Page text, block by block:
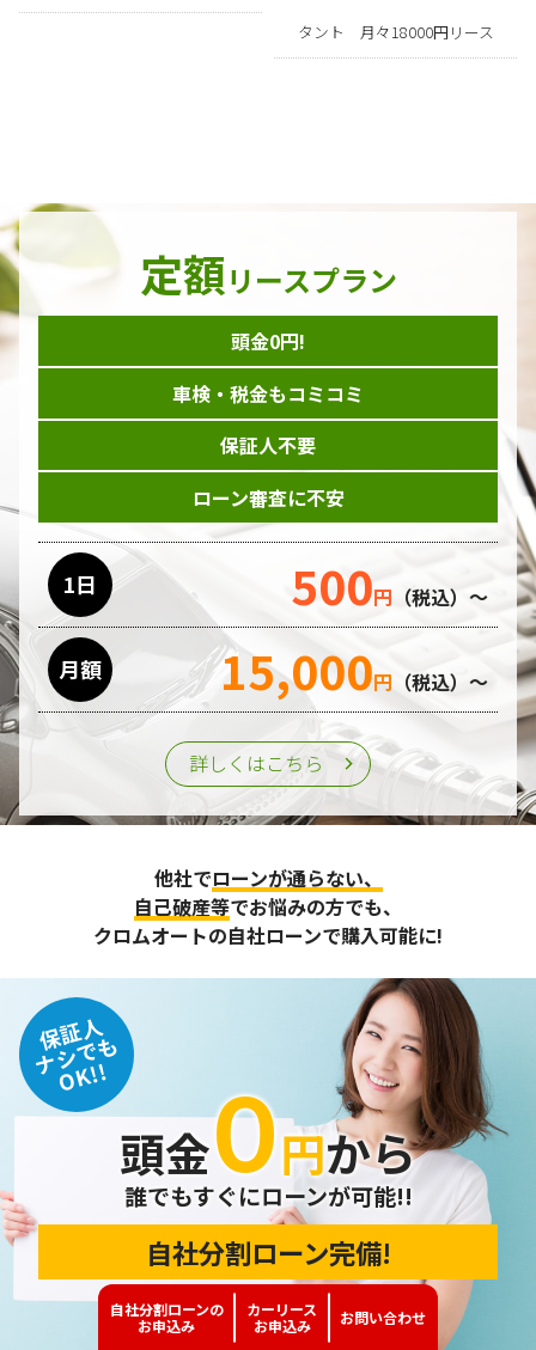
自社分割ローンの
お申込み
カーリース
お申込み
お問い合わせ
タント 月々18000円リース
定額リースプラン
頭金0円!
車検・税金もコミコミ
保証人不要
ローン審査に不安
1日 500円 （税込）～
月額 15,000円 （税込）～
詳しくはこちら
他社でローンが通らない、
自己破産等でお悩みの方でも、
クロムオートの自社ローンで購入可能に!
保証人
ナシでも
OK!!
頭金０円から
誰でもすぐにローンが可能!!
自社分割ローン完備!
事務手数料：1日500円（税込）～、月々15,000円（税込）～